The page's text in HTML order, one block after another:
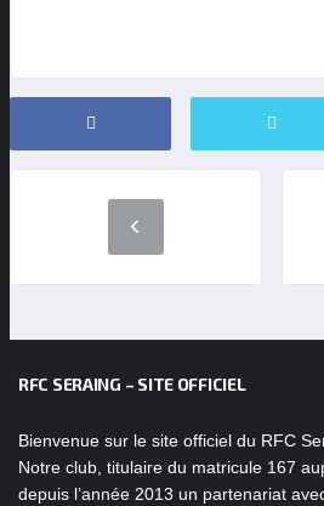
RFC SERAING – SITE OFFICIEL
Bienvenue sur le site officiel du RFC
Notre club, titulaire du matricule 167
depuis l’année 2013 un partenariat